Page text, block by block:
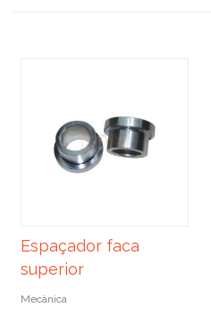
Espaçador faca
superior
Mecânica